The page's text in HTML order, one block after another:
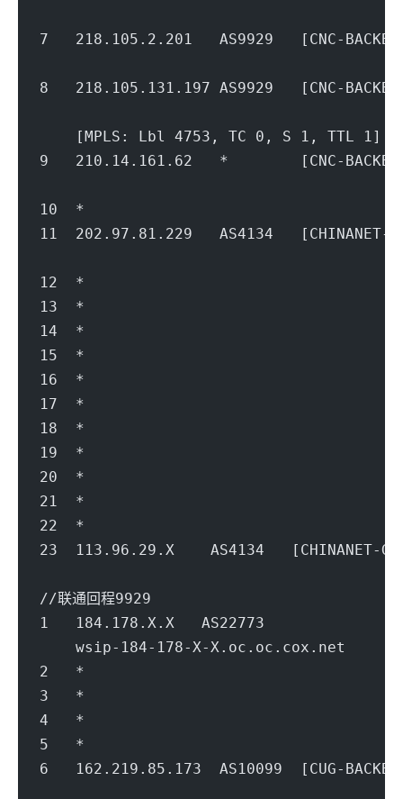
7   218.105.2.201   AS9929   [CNC-
8   218.105.131.197 AS9929   [CNC-
    [MPLS: Lbl 4753, TC 0, S 1, TTL 1]
9   210.14.161.62   *        [CNC-
10  *
11  202.97.81.229   AS4134
12  *
13  *
14  *
15  *
16  *
17  *
18  *
19  *
20  *
21  *
22  *
23  113.96.29.X    AS4134   [CHINANET-
//联通回程9929
1   184.178.X.X   AS22773
wsip-184-178-X-X.oc.oc.cox.net
2   *
3   *
4   *
5   *
6   162.219.85.173  AS10099  [CUG-